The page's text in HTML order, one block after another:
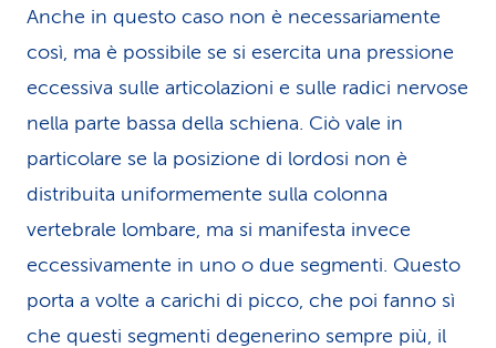
Anche in questo caso non è necessariamente
così, ma è possibile se si esercita una pressione
eccessiva sulle articolazioni e sulle radici nervose
nella parte bassa della schiena. Ciò vale in
particolare se la posizione di lordosi non è
distribuita uniformemente sulla colonna
vertebrale lombare, ma si manifesta invece
eccessivamente in uno o due segmenti. Questo
porta a volte a carichi di picco, che poi fanno sì
che questi segmenti degenerino sempre più, il